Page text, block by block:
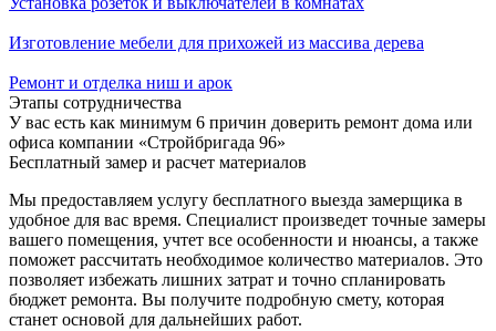
Изготовление мебели для прихожей из массива дерева
Ремонт и отделка ниш и арок
Этапы сотрудничества
У вас есть как минимум 6 причин доверить ремонт дома или
офиса компании «Стройбригада 96»
Бесплатный замер и расчет материалов
Мы предоставляем услугу бесплатного выезда замерщика в
удобное для вас время. Специалист произведет точные замеры
вашего помещения, учтет все особенности и нюансы, а также
поможет рассчитать необходимое количество материалов. Это
позволяет избежать лишних затрат и точно спланировать
бюджет ремонта. Вы получите подробную смету, которая
станет основой для дальнейших работ.